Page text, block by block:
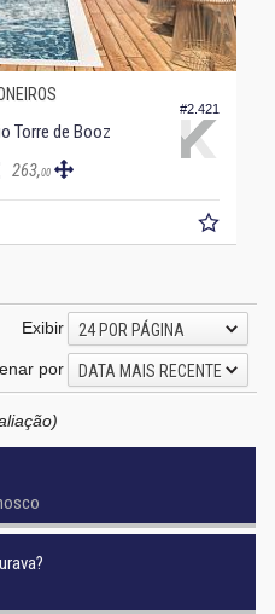
#2.421
Torre de Booz
263,00
Exibir
24 POR PÁGINA
por
DATA MAIS RECENTE